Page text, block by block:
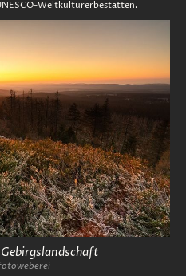
Weltkulturerbestätten.